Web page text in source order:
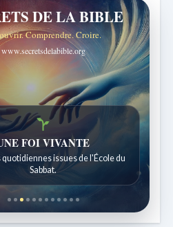
DE LA BIBLE
Comprendre. Croire.
www.secretsdelabible.org
FOI VIVANTE
quotidiennes issues de l'École du
bibliques étonnantes
les enfants de 7 à 12 ans.